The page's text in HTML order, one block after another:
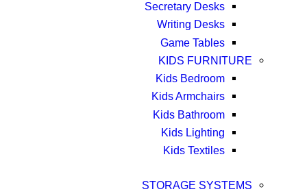
Secretary Desks
Writing Desks
Game Tables
KIDS FURNITURE
Kids Bedroom
Kids Armchairs
Kids Bathroom
Kids Lighting
Kids Textiles
STORAGE SYSTEMS